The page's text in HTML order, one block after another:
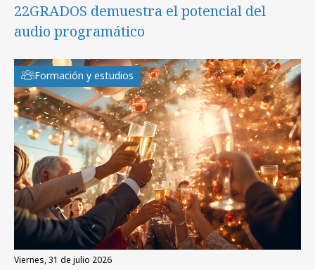
22GRADOS demuestra el potencial del
audio programático
Formación y estudios
viernes, 31 de julio 2026